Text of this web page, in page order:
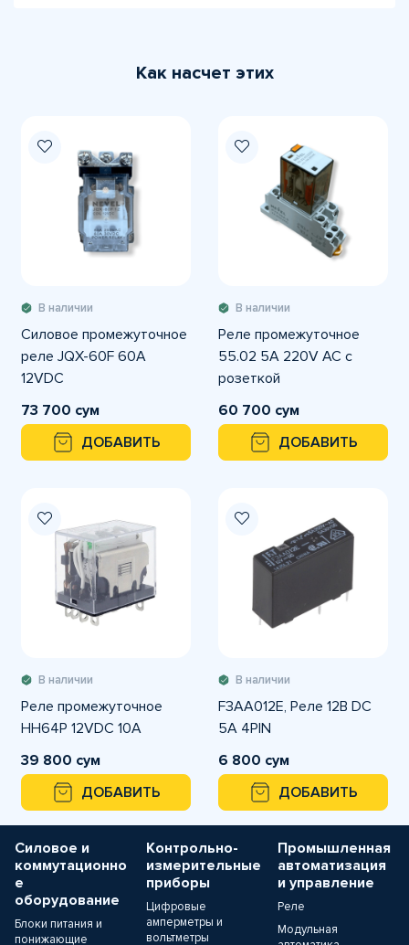
Как насчет этих
В наличии
Силовое промежуточное
реле JQX-60F 60A
12VDC
73 700 сум
ДОБАВИТЬ
В наличии
Реле промежуточное
55.02 5A 220V AC с
розеткой
60 700 сум
ДОБАВИТЬ
В наличии
Реле промежуточное
HH64P 12VDC 10A
39 800 сум
ДОБАВИТЬ
В наличии
F3AA012E, Реле 12В DC
5A 4PIN
6 800 сум
ДОБАВИТЬ
Силовое и
коммутационно
е
оборудование
Блоки питания и
понижающие
Контрольно-
измерительные
приборы
Цифровые
амперметры и
вольтметры
Промышленная
автоматизация
и управление
Реле
Модульная